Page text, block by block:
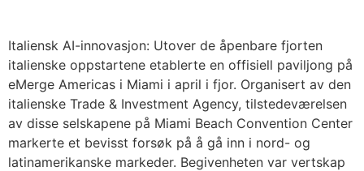
Italiensk AI-innovasjon: Utover de åpenbare fjorten
italienske oppstartene etablerte en offisiell paviljong på
eMerge Americas i Miami i april i fjor. Organisert av den
italienske Trade & Investment Agency, tilstedeværelsen
av disse selskapene på Miami Beach Convention Center
markerte et bevisst forsøk på å gå inn i nord- og
latinamerikanske markeder. Begivenheten var vertskap